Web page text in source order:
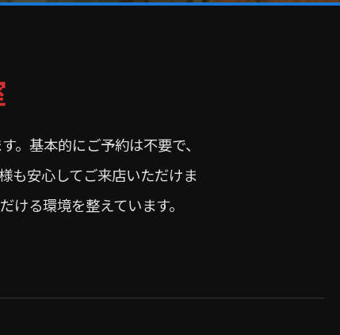
基本的にご予約は不要で、
も安心してご来店いただけま
る環境を整えています。